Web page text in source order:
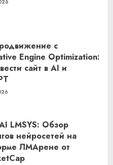
с
Engine Optimization:
сайт в AI и
LMSYS: Обзор
нейросетей на
ЛМАрене от